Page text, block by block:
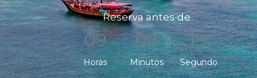
Reserva antes de
09 :
Horas
06 :
Minutos
16
Segundo